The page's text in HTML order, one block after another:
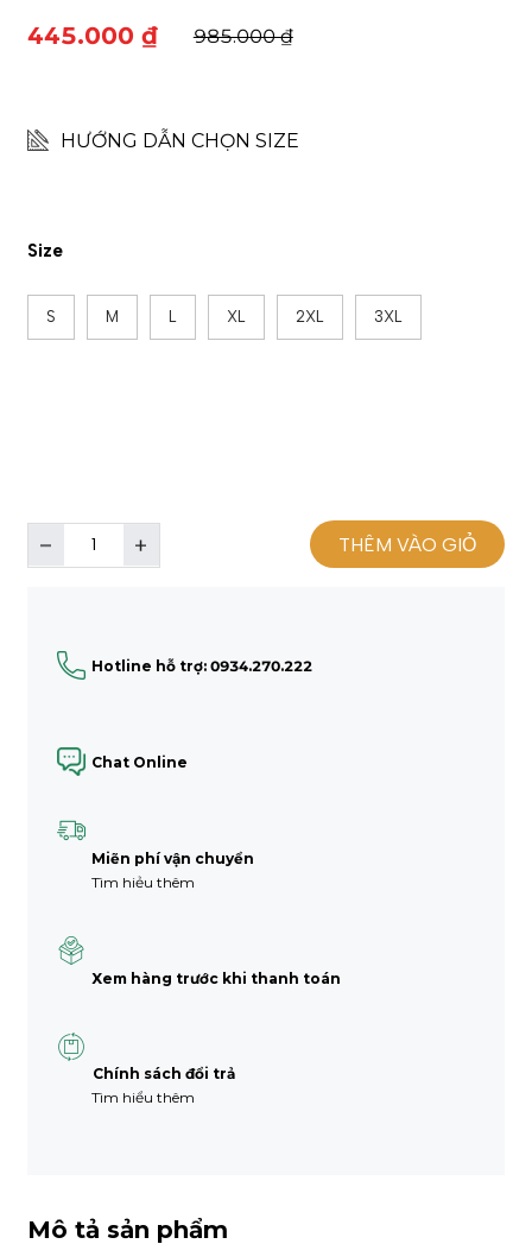
Hotline hỗ trợ: 0934.270.222
Tìm hiẻu thêm
Miẽn phí vận chuyển
Chính sách đổi trả
Xem hàng trước khi thanh toán
Chat Online
Tìm hiểu thêm
445.000 ₫ 985.000 ₫
HƯỚNG DẪN CHỌN SIZE
S M XL 2XL 3XL
THÊM VÀO GIỎ
Size
Mô tả sản phẩm